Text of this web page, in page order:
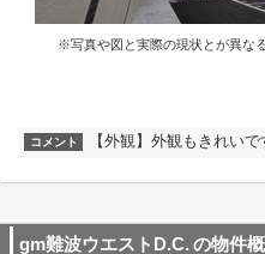
※写真や図と実際の現状とが異な
コメント 【外観】外観もきれいで
gm難波ウエストD.C. の物件